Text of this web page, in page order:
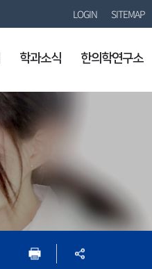
LOGIN SITEMAP
학과소식 한의학연구소